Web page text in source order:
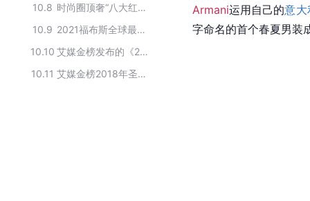
10.8
时尚圈顶奢“八大红血”品牌
10.9
2021福布斯全球最佳雇主TOP100
10.10
艾媒金榜发布的《2018圣诞节·口红品牌排行榜》TOP10品牌
10.11
艾媒金榜2018年圣诞节·口红品牌排行榜TOP10
Armani运用自己的意大
字命名的首个春夏男装